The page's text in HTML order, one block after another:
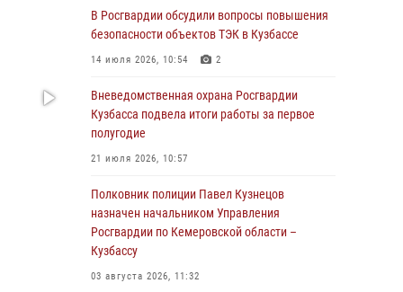
подразделениями ЛРР Росгвардии
04 августа 2026, 09:42
юных путешественников из Новокузнецка
04 августа 2026, 08:42
Росгвардейцы задержали нарушителя
кемеровской гостинице
04 августа 2026, 07:41
Кемеровские росгвардейцы пресекли
попытку хищения товара путем подмены
В Росгвардии обсудили вопросы повышения
безопасности объектов ТЭК в Кузбассе
14 июля 2026, 10:54 2
Вневедомственная охрана Росгвардии
Кузбасса подвела итоги работы за первое
полугодие
21 июля 2026, 10:57
Полковник полиции Павел Кузнецов
назначен начальником Управления
Росгвардии по Кемеровской области –
Кузбассу
03 августа 2026, 11:32